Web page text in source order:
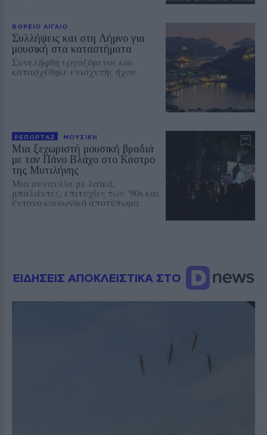
ΒΟΡΕΙΟ ΑΙΓΑΙΟ
Συλλήψεις και στη Λήμνο για
μουσική στα καταστήματα
Συνελήφθη εργαζόμενος και
κατασχέθηκε ενισχυτής ήχου
ΡΕΠΟΡΤΑΖ ΜΟΥΣΙΚΗ
Μια ξεχωριστή μουσική βραδιά
με τον Πάνο Βλάχο στο Κάστρο
της Μυτιλήνης
Μια συναυλία με λαϊκά,
μπαλάντες, επιτυχίες των ’90s και
έντονο κοινωνικό αποτύπωμα
ΕΙΔΗΣΕΙΣ ΑΠΟΚΛΕΙΣΤΙΚΑ ΣΤΟ